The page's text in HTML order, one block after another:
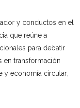
y conductos en el
que reúne a
para debatir
en transformación
y economía circular,